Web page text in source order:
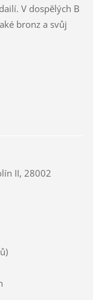
V dospělých B
bronz a svůj
II, 28002